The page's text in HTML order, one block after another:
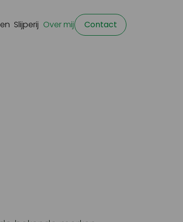
Slijperij Over mij Contact